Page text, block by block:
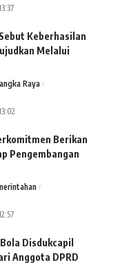
Keberhasilan
Melalui
Raya
Berikan
Pengembangan
Disdukcapil
Anggota DPRD